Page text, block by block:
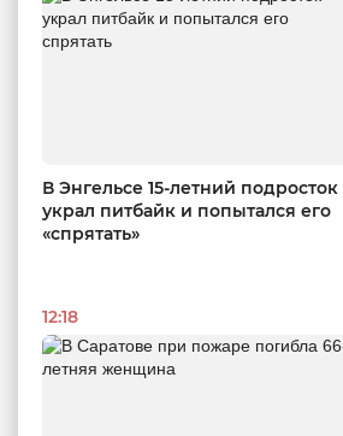
В Энгельсе 15-летний подросток
украл питбайк и попытался его
«спрятать»
12:18